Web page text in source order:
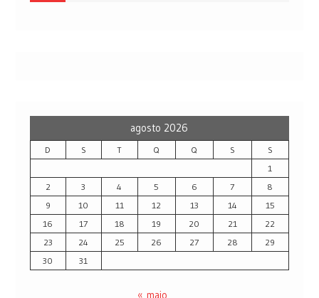
agosto 2026
D S T Q Q S
S
1
2
3 4 5 6 7
8
9
10 11 12 13 14
15
16
17 18 19 20 21
22
23
24 25 26 27 28
29
30
31
« maio